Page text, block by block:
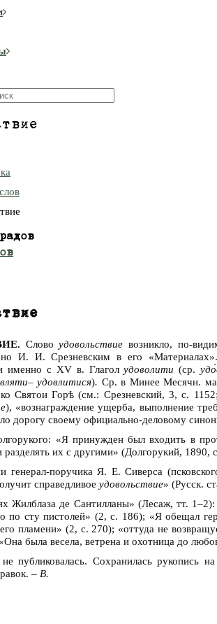
Словоудовольствие возникло, по-
И. И. Срезневским в его
именно с XV в. Глаголудоволити (ср.
–удовлитися). Ср. в Минее Месячн.
ко Святои Горѣ (см.: Срезневский, 3, с.
), «вознаграждение ущерба, выполнение
дорогу своему официально-деловому
«Я принужден был входить в
разделять их с другими» (Долгорукий, 1890,
генерал-поручика Я. Е. Сиверса
справедливое удовольствие» (Русск.
Жилблаза де Сантилланы» (Лесаж, тт.
по сту пистолей» (2, с. 186); «Я обещал
его пламени» (2, с. 270); «оттуда не
была весела, ветрена и охотница до
публиковалась. Сохранилась рукопись
– В.